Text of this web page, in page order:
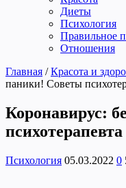
Диеты
Психология
Правильное
Отношения
Главная / Красота и
паники! Советы
Коронавирус:
психотерапевта
Психология 05.03.2022 0